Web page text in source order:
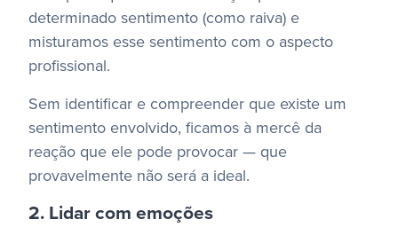
determinado sentimento (como raiva) e
misturamos esse sentimento com o aspecto
profissional.
Sem identificar e compreender que existe um
sentimento envolvido, ficamos à mercê da
reação que ele pode provocar — que
provavelmente não será a ideal.
2. Lidar com emoções